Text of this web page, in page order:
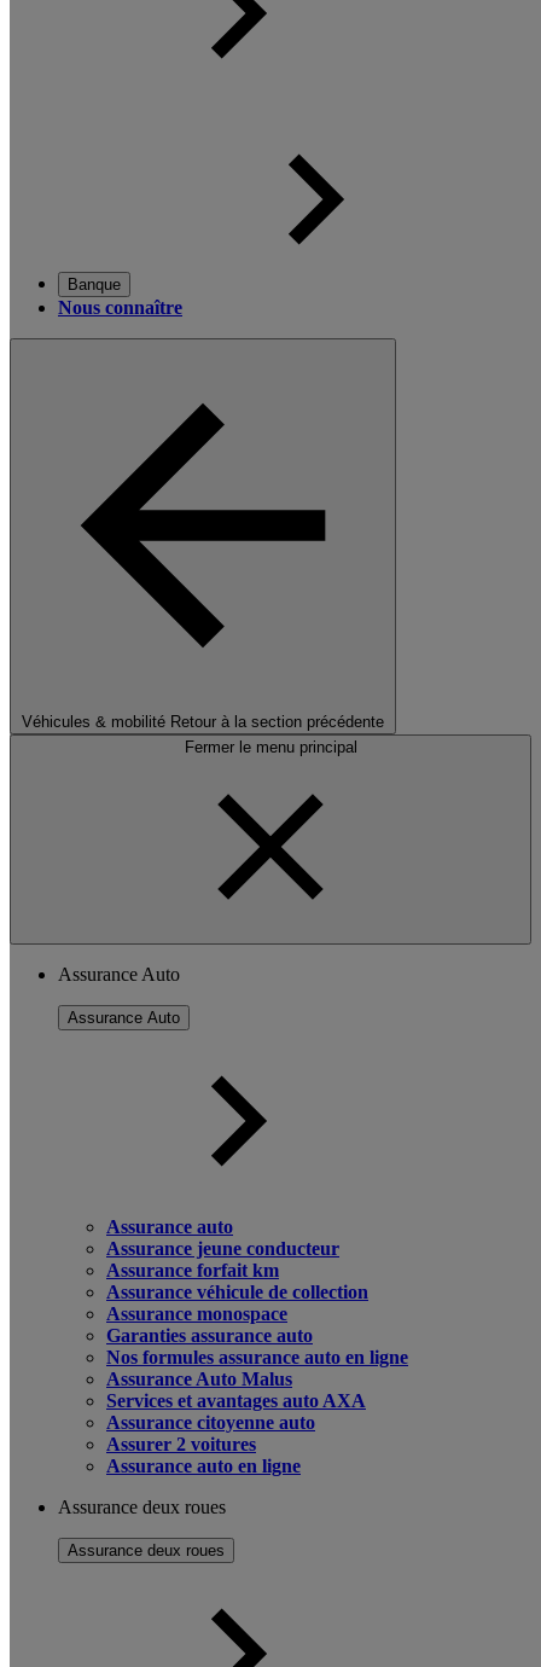
Banque
Nous connaître
Véhicules & mobilité Retour à la section précédente
Fermer le menu principal
Assurance Auto
Assurance Auto
Assurance auto
Assurance jeune conducteur
Assurance forfait km
Assurance véhicule de collection
Assurance monospace
Garanties assurance auto
Nos formules assurance auto en ligne
Assurance Auto Malus
Services et avantages auto AXA
Assurance citoyenne auto
Assurer 2 voitures
Assurance auto en ligne
Assurance deux roues
Assurance deux roues